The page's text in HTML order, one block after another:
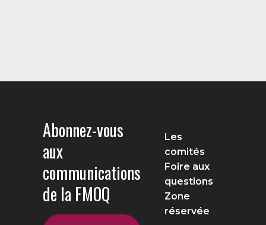
Abonnez-vous
aux
communications
de la FMOQ
Les
comités
Foire aux
questions
Zone
réservée